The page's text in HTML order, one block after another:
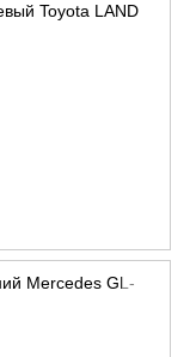
Toyota LAND